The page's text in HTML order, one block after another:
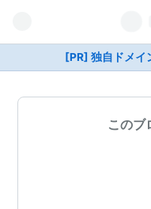
[PR] 独自ドメイ
このブ